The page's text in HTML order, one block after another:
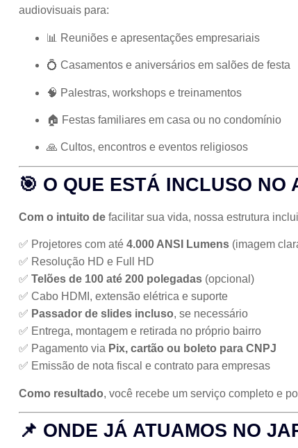
audiovisuais para:
📊 Reuniões e apresentações empresariais
💍 Casamentos e aniversários em salões de festa
🧠 Palestras, workshops e treinamentos
🏠 Festas familiares em casa ou no condomínio
🙏 Cultos, encontros e eventos religiosos
🎯 O QUE ESTÁ INCLUSO NO
Com o intuito de facilitar sua vida, nossa estrutura
✅ Projetores com até 4.000 ANSI Lumens (imagem
✅ Resolução HD e Full HD
✅ Telões de 100 até 200 polegadas (opcional)
✅ Cabo HDMI, extensão elétrica e suporte
✅ Passador de slides incluso, se necessário
✅ Entrega, montagem e retirada no próprio bairro
✅ Pagamento via Pix, cartão ou boleto para CNPJ
✅ Emissão de nota fiscal e contrato para empresas
Como resultado, você recebe um serviço completo e
📌 ONDE JÁ ATUAMOS NO